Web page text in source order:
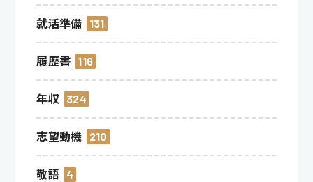
就活準備 131
履歴書 116
年収 324
志望動機 210
敬語 4